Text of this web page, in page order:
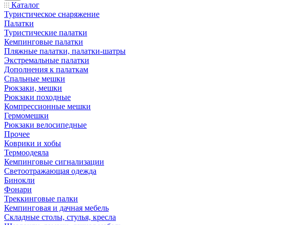
Каталог
Туристическое снаряжение
Палатки
Туристические палатки
Кемпинговые палатки
Пляжные палатки, палатки-шатры
Экстремальные палатки
Дополнения к палаткам
Спальные мешки
Рюкзаки, мешки
Рюкзаки походные
Компрессионные мешки
Гермомешки
Рюкзаки велосипедные
Прочее
Коврики и хобы
Термоодеяла
Кемпинговые сигнализации
Светоотражающая одежда
Бинокли
Фонари
Треккинговые палки
Кемпинговая и дачная мебель
Складные столы, стулья, кресла